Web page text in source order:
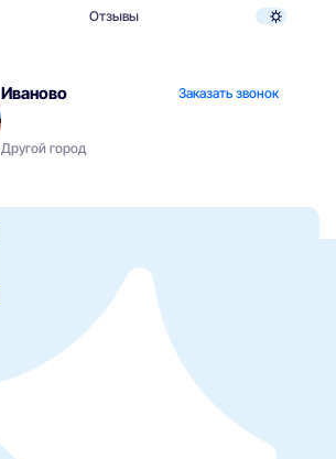
Отзывы
Иваново Заказать звонок
Другой город